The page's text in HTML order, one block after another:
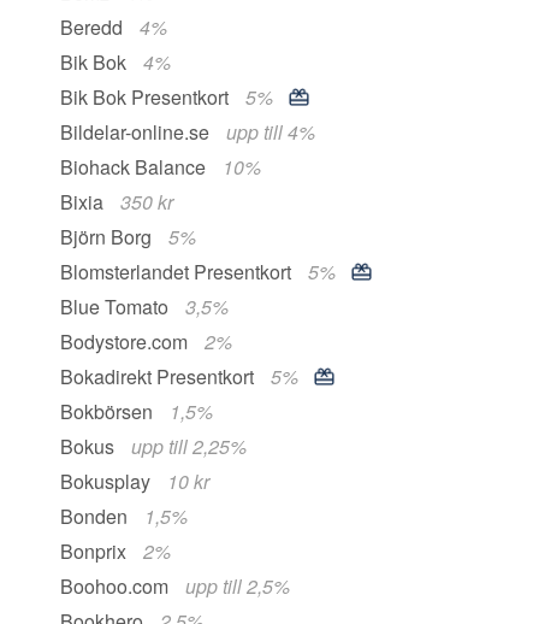
Beredd
4%
Bik Bok
4%
Bik Bok Presentkort
5%
Bildelar-online.se
upp till 4%
Biohack Balance
10%
Bixia
350 kr
Björn Borg
5%
Blomsterlandet Presentkort
5%
Blue Tomato
3,5%
Bodystore.com
2%
Bokadirekt Presentkort
5%
Bokbörsen
1,5%
Bokus
upp till 2,25%
Bokusplay
10 kr
Bonden
1,5%
Bonprix
2%
Boohoo.com
upp till 2,5%